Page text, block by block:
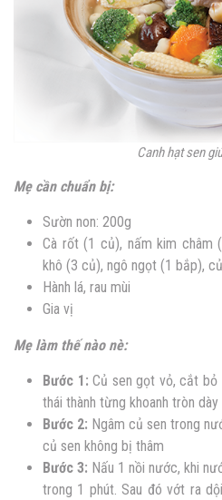
Canh hạt sen
Mẹ cần chuẩn bị:
Sườn non: 200g
Cà rốt (1 củ), nấm kim châm
khô (3 củ), ngô ngọt (1 bắp),
Hành lá, rau mùi
Gia vị
Mẹ làm thế nào nè:
Bước 1: Củ sen gọt vỏ, cắt bỏ
thái thành từng khoanh tròn dày
Bước 2: Ngâm củ sen trong
củ sen không bị thâm
Bước 3: Nấu 1 nồi nước, khi
trong 1 phút. Sau đó vớt ra